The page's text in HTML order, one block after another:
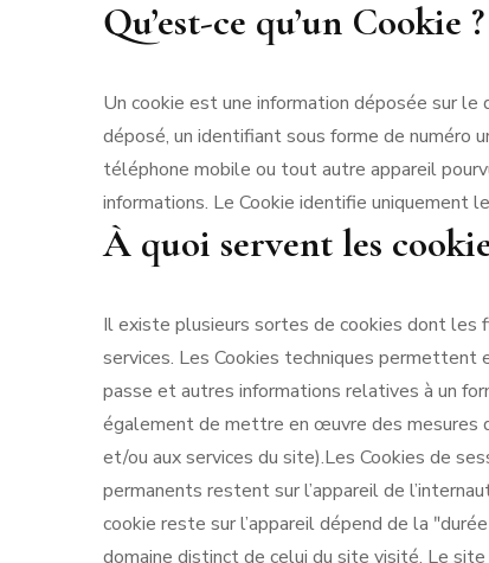
Qu’est-ce qu’un Cookie ?
Un cookie est une information déposée sur le
déposé, un identifiant sous forme de numéro
téléphone mobile ou tout autre appareil
informations. Le Cookie identifie uniquement
À quoi servent les
Il existe plusieurs sortes de cookies dont les
services. Les Cookies techniques
passe et autres informations relatives à un
également de mettre en œuvre des mesures
et/ou aux services du site).Les Cookies de
permanents restent sur l’appareil de
cookie reste sur l’appareil dépend de la
domaine distinct de celui du site visité. Le